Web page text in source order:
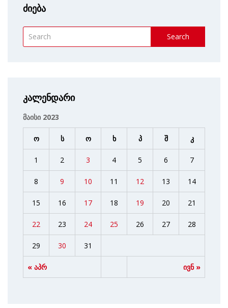
ძიება
Search
კალენდარი
მაისი 2023
ო ს ო ხ პ შ კ
« აპრ ივნ »
1 2 3 4 5 6 7
8 9 10 11 12 13 14
15 16 17 18 19 20 21
22 23 24 25 26 27 28
29 30 31